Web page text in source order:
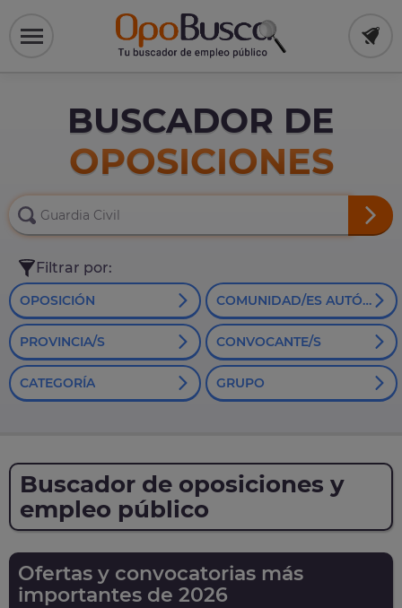
BUSCADOR DE
OPOSICIONES
Filtrar por:
OPOSICIÓN COMUNIDAD/ES AUTÓNOMA/S
PROVINCIA/S CONVOCANTE/S
CATEGORÍA GRUPO
Buscador de oposiciones y
empleo público
Ofertas y convocatorias más
importantes de 2026